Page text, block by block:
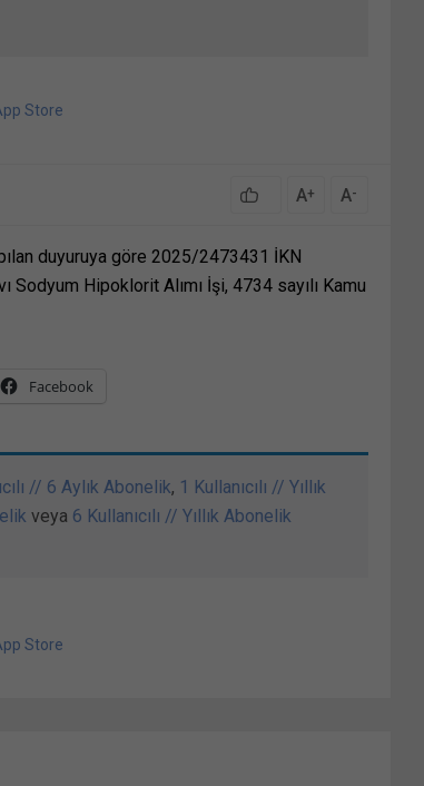
A+ A-
duyuruya göre 2025/2473431 İKN
Sodyum Hipoklorit Alımı İşi, 4734 sayılı Kamu
Facebook
// 6 Aylık Abonelik, 1 Kullanıcılı // Yıllık
veya 6 Kullanıcılı // Yıllık Abonelik